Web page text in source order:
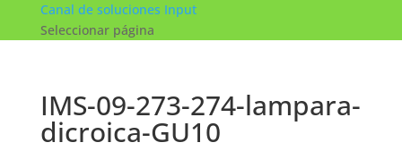
Canal de soluciones Input
Seleccionar página
IMS-09-273-274-lampara-
dicroica-GU10